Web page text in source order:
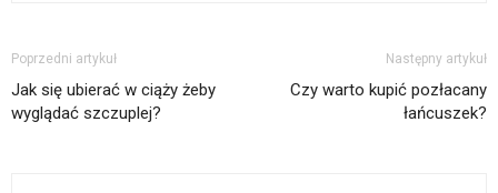
Poprzedni artykuł
Jak się ubierać w ciąży żeby
wyglądać szczuplej?
Następny artykuł
Czy warto kupić pozłacany
łańcuszek?